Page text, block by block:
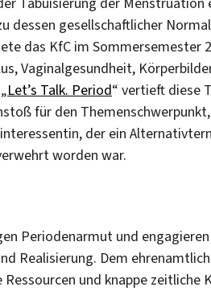
dessen gesellschaftlicher
das KfC im Sommersemester
Vaginalgesundheit,
Let’s Talk. Period“ vertieft diese
für den
der ein
worden war.
Periodenarmut und
Realisierung. Dem
und knappe zeitliche